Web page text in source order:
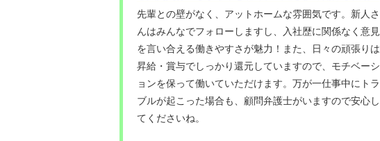
先輩との壁がなく、アットホームな雰囲気です。新人さ
んはみんなでフォローしますし、入社歴に関係なく意見
を言い合える働きやすさが魅力！また、日々の頑張りは
昇給・賞与でしっかり還元していますので、モチベーシ
ョンを保って働いていただけます。万が一仕事中にトラ
ブルが起こった場合も、顧問弁護士がいますので安心し
てくださいね。